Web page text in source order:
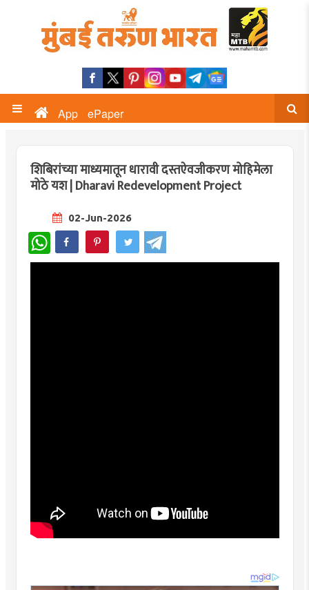
App ePaper
शिबिरांच्या माध्यमातून धारावी दस्तऐवजीकरण मोहिमेला
मोठे यश | Dharavi Redevelopment Project
02-Jun-2026
WhatsApp